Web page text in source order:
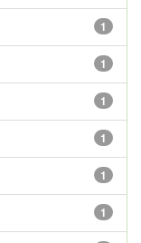
1
1
1
1
1
1